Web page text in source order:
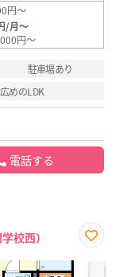
円～
/月～
円～
駐車場あり
広めのLDK
電話する
校西）
に入